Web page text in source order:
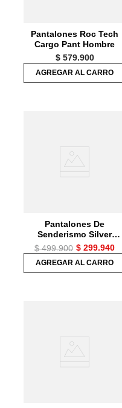
Pantalones Roc Tech
Cargo Pant Hombre
$ 579.900
AGREGAR AL CARRO
Pantalones De
Senderismo Silver
Ridge Convert Para
Hombre
$ 499.900 $ 299.940
AGREGAR AL CARRO